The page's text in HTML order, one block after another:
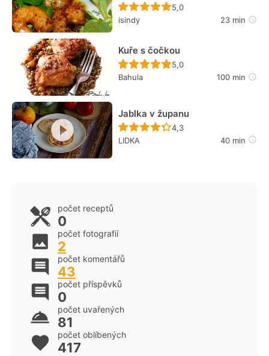
Recept ještě nebyl
5,0
isindy
23 min
Kuře s čočkou
Recept ještě nebyl
5,0
Bahula
100 min
Jablka v županu
Recept ještě nebyl
4,3
LIDKA
40 min
počet receptů
0
počet fotografií
2
počet komentářů
43
počet příspěvků
0
počet uvařených
81
počet oblíbených
417